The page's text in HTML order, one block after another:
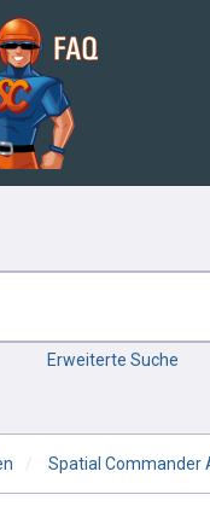
Erweiterte Suche
Spatial Commander